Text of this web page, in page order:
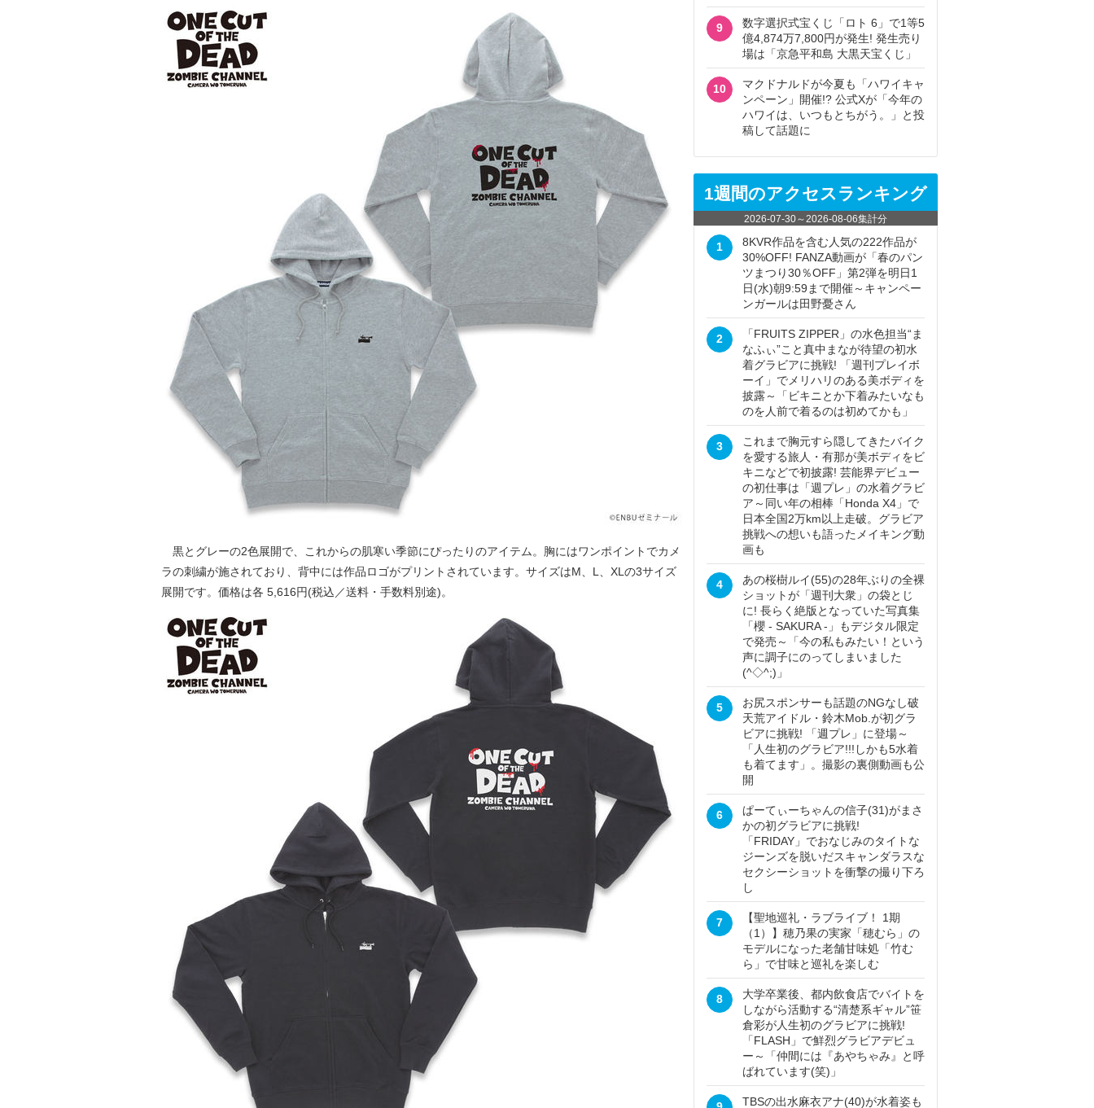
黒とグレーの2色展開で、これからの肌寒い季節にぴったりのアイテム。胸にはワンポイントでカメ
ラの刺繍が施されており、背中には作品ロゴがプリントされています。サイズはM、L、XLの3サイズ
展開です。価格は各 5,616円(税込／送料・手数料別途)。
9
数字選択式宝くじ「ロト 6」で1等5
億4,874万7,800円が発生! 発生売り
場は「京急平和島 大黒天宝くじ」
10
マクドナルドが今夏も「ハワイキャ
ンペーン」開催!? 公式Xが「今年の
ハワイは、いつもとちがう。」と投
稿して話題に
1週間のアクセスランキング
2026-07-30～2026-08-06集計分
1
8KVR作品を含む人気の222作品が
30%OFF! FANZA動画が「春のパン
ツまつり30％OFF」第2弾を明日1
日(水)朝9:59まで開催～キャンペー
ンガールは田野憂さん
2
「FRUITS ZIPPER」の水色担当“ま
なふぃ”こと真中まなが待望の初水
着グラビアに挑戦! 「週刊プレイボ
ーイ」でメリハリのある美ボディを
披露～「ビキニとか下着みたいなも
のを人前で着るのは初めてかも」
3
これまで胸元すら隠してきたバイク
を愛する旅人・有那が美ボディをビ
キニなどで初披露! 芸能界デビュー
の初仕事は「週プレ」の水着グラビ
ア～同い年の相棒「Honda X4」で
日本全国2万km以上走破。グラビア
挑戦への想いも語ったメイキング動
画も
4
あの桜樹ルイ(55)の28年ぶりの全裸
ショットが「週刊大衆」の袋とじ
に! 長らく絶版となっていた写真集
「櫻 - SAKURA -」もデジタル限定
で発売～「今の私もみたい！という
声に調子にのってしまいました
(^◇^;)」
5
お尻スポンサーも話題のNGなし破
天荒アイドル・鈴木Mob.が初グラ
ビアに挑戦! 「週プレ」に登場～
「人生初のグラビア!!!しかも5水着
も着てます」。撮影の裏側動画も公
開
6
ぱーてぃーちゃんの信子(31)がまさ
かの初グラビアに挑戦!
「FRIDAY」でおなじみのタイトな
ジーンズを脱いだスキャンダラスな
セクシーショットを衝撃の撮り下ろ
し
7
【聖地巡礼・ラブライブ！ 1期
（1）】穂乃果の実家「穂むら」の
モデルになった老舗甘味処「竹む
ら」で甘味と巡礼を楽しむ
8
大学卒業後、都内飲食店でバイトを
しながら活動する“清楚系ギャル”笹
倉彩が人生初のグラビアに挑戦!
「FLASH」で鮮烈グラビアデビュ
ー～「仲間には『あやちゃみ』と呼
ばれています(笑)」
TBSの出水麻衣アナ(40)が水着姿も